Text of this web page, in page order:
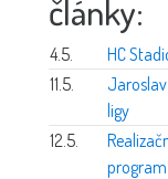
články:
4.5.
HC
11.5.
Jaroslav
ligy
12.5.